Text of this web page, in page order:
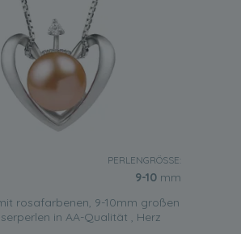
PERLENGRÖSSE:
9-10 mm
rosafarbenen, 9-10mm großen
in AA-Qualität , Herz